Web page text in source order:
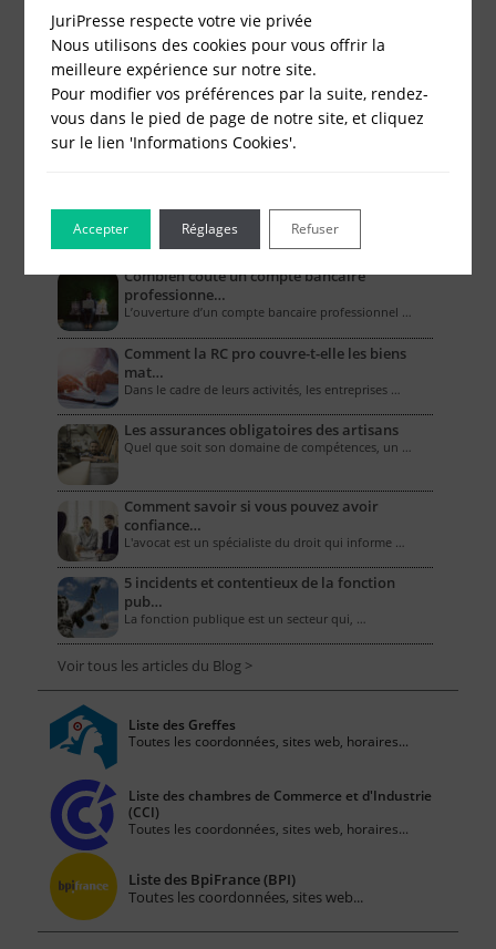
Le Blog pour les Entreprises
Combien coûte un compte bancaire
professionne…
L’ouverture d’un compte bancaire professionnel …
Comment la RC pro couvre-t-elle les biens
mat…
Dans le cadre de leurs activités, les entreprises …
Les assurances obligatoires des artisans
Quel que soit son domaine de compétences, un …
Comment savoir si vous pouvez avoir
confiance…
L'avocat est un spécialiste du droit qui informe …
5 incidents et contentieux de la fonction
pub…
La fonction publique est un secteur qui, …
Voir tous les articles du Blog >
Liste des Greffes
Toutes les coordonnées, sites web, horaires...
Liste des chambres de Commerce et d'Industrie
(CCI)
Toutes les coordonnées, sites web, horaires...
Liste des BpiFrance (BPI)
Toutes les coordonnées, sites web...
JuriPresse respecte votre vie privée
Nous utilisons des cookies pour vous offrir la
meilleure expérience sur notre site.
Pour modifier vos préférences par la suite, rendez-
vous dans le pied de page de notre site, et cliquez
sur le lien 'Informations Cookies'.
Accepter Refuser
Réglages